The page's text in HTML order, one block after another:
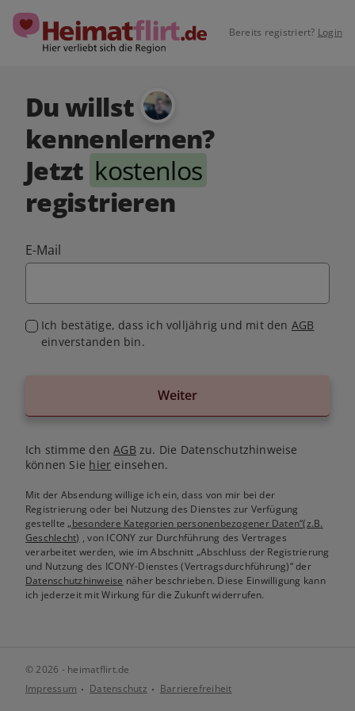
Bereits registriert? Login
Du willst
kennenlernen?
Jetzt kostenlos
registrieren
E-Mail
Ich bestätige, dass ich volljährig und mit den AGB
einverstanden bin.
Weiter
Ich stimme denAGB zu. Die Datenschutzhinweise
können Sie hier einsehen.
Mit der Absendung willige ich ein, dass von mir bei der
Registrierung oder bei Nutzung des Dienstes zur Verfügung
gestellte„besondere Kategorien personenbezogener Daten“(z.B.
Geschlecht) , von ICONY zur Durchführung des Vertrages
verarbeitet werden, wie im Abschnitt „Abschluss der Registrierung
und Nutzung des ICONY-Dienstes (Vertragsdurchführung)“ der
Datenschutzhinweise näher beschrieben. Diese Einwilligung kann
ich jederzeit mit Wirkung für die Zukunft widerrufen.
© 2026 - heimatflirt.de
Impressum
Datenschutz Barrierefreiheit